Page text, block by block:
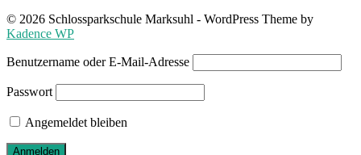
© 2026 Schlossparkschule Marksuhl - WordPress Theme by
Kadence WP
Benutzername oder E-Mail-Adresse
Passwort
Angemeldet bleiben